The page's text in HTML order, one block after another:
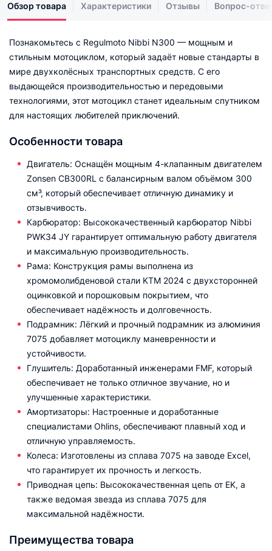
Обзор товара Характеристики Отзывы Вопрос-
Познакомьтесь с Regulmoto Nibbi N300 — мощным и
стильным мотоциклом, который задаёт новые стандарты в
мире двухколёсных транспортных средств. С его
выдающейся производительностью и передовыми
технологиями, этот мотоцикл станет идеальным спутником
для настоящих любителей приключений.
Особенности товара
Двигатель: Оснащён мощным 4-клапанным двигателем
Zonsen CB300RL с балансирным валом объёмом 300
см³, который обеспечивает отличную динамику и
отзывчивость.
Карбюратор: Высококачественный карбюратор Nibbi
PWK34 JY гарантирует оптимальную работу двигателя
и максимальную производительность.
Рама: Конструкция рамы выполнена из
хромомолибденовой стали KTM 2024 с двухсторонней
оцинковкой и порошковым покрытием, что
обеспечивает надёжность и долговечность.
Подрамник: Лёгкий и прочный подрамник из алюминия
7075 добавляет мотоциклу маневренности и
устойчивости.
Глушитель: Доработанный инженерами FMF, который
обеспечивает не только отличное звучание, но и
улучшенные характеристики.
Амортизаторы: Настроенные и доработанные
специалистами Ohlins, обеспечивают плавный ход и
отличную управляемость.
Колеса: Изготовлены из сплава 7075 на заводе Excel,
что гарантирует их прочность и легкость.
Приводная цепь: Высококачественная цепь от EK, а
также ведомая звезда из сплава 7075 для
максимальной надёжности.
Преимущества товара